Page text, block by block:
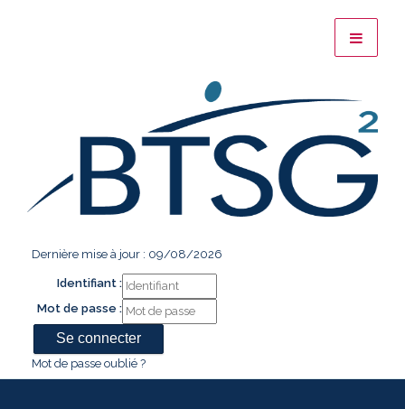
Dernière mise à jour : 09/08/2026
Identifiant :
Mot de passe :
Mot de passe oublié ?